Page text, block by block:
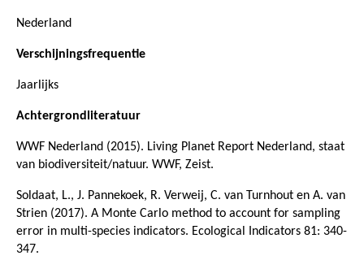
Nederland
Verschijningsfrequentie
Jaarlijks
Achtergrondliteratuur
WWF Nederland (2015). Living Planet Report Nederland, staat
van biodiversiteit/natuur. WWF, Zeist.
Soldaat, L., J. Pannekoek, R. Verweij, C. van Turnhout en A. van
Strien (2017). A Monte Carlo method to account for sampling
error in multi-species indicators. Ecological Indicators 81: 340-
347.